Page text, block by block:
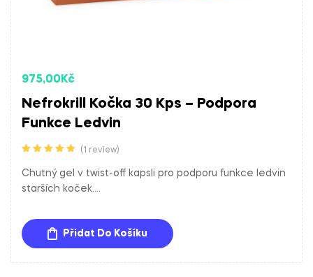
975,00Kč
Nefrokrill Kočka 30 Kps – Podpora
Funkce Ledvin
z 5
(1 review)
Chutný gel v twist-off kapsli pro podporu funkce ledvin
starších koček.
uhličitan lanthanitý oktahydrát. Tato kombinace složek
přispívá k ochraně ledvin a podpoře jejich funkce.
Přidat Do Košíku